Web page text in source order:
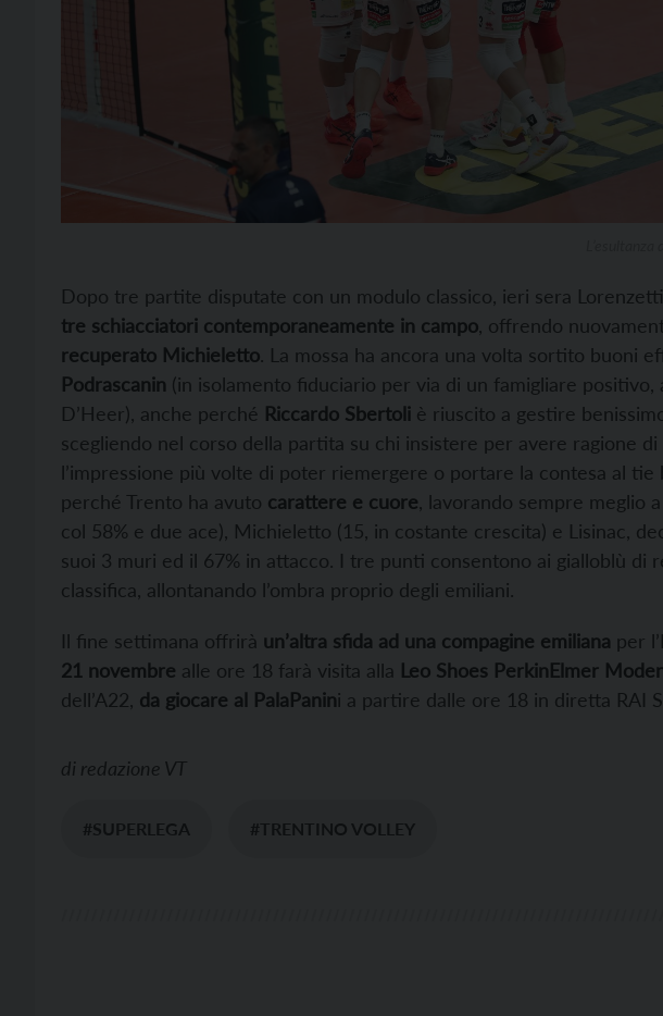
Dopo tre partite disputate con un modulo classico, ieri sera
tre schiacciatori contemporaneamente in campo , offrendo
recuperato Michieletto. La mossa ha ancora una volta sortito buoni
Podrascanin (in isolamento fiduciario per via di un famigliare positivo,
D’Heer), anche perché Riccardo Sbertoli è riuscito a gestire
scegliendo nel corso della partita su chi insistere per avere ragione
l’impressione più volte di poter riemergere o portare la contesa al tie
perché Trento ha avuto carattere e cuore , lavorando sempre meglio
col 58% e due ace), Michieletto (15, in costante crescita) e Lisinac,
suoi 3 muri ed il 67% in attacco. I tre punti consentono ai gialloblù di
classifica, allontanando l’ombra proprio degli emiliani.
Il fine settimana offrirà un’altra sfida ad una compagine emiliana per
21 novembre alle ore 18 farà visita alla Leo Shoes PerkinElmer
dell’A22, da giocare al PalaPanini a partire dalle ore 18 in diretta RAI
di redazione VT
#SUPERLEGA #TRENTINO VOLLEY